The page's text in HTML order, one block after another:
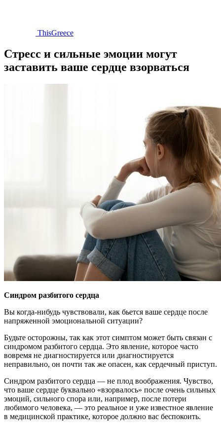
ThisGreece
Стресс и сильные эмоции могут
заставить ваше сердце взорваться
Синдром разбитого сердца
Вы когда-нибудь чувствовали, как бьется ваше сердце после
напряженной эмоциональной ситуации?
Будьте осторожны, так как этот симптом может быть связан с
синдромом разбитого сердца. Это явление, которое часто
вовремя не диагностируется или диагностируется
неправильно, он почти так же опасен, как сердечный приступ.
Синдром разбитого сердца — не плод воображения. Чувство,
что ваше сердце буквально «взорвалось» после очень сильных
эмоций, сильного спора или, например, после потери
любимого человека, — это реальное и уже известное явление
в медицинской практике, которое должно вас беспокоить.